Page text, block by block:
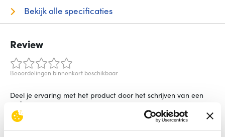
Bekijk alle specificaties
Review
Beoordelingen binnenkort beschikbaar
Deel je ervaring met het product door het schrijven van een
review.
Schrijf een review